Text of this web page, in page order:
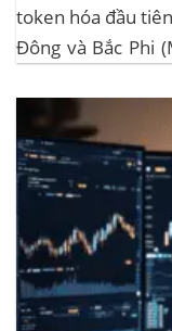
token hóa đầu
Đông và Bắc Phi
vào lĩnh vực bất